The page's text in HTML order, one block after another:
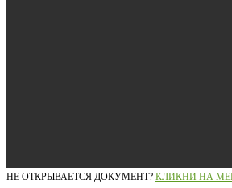
НЕ ОТКРЫВАЕТСЯ ДОКУМЕНТ? КЛИКНИ НА